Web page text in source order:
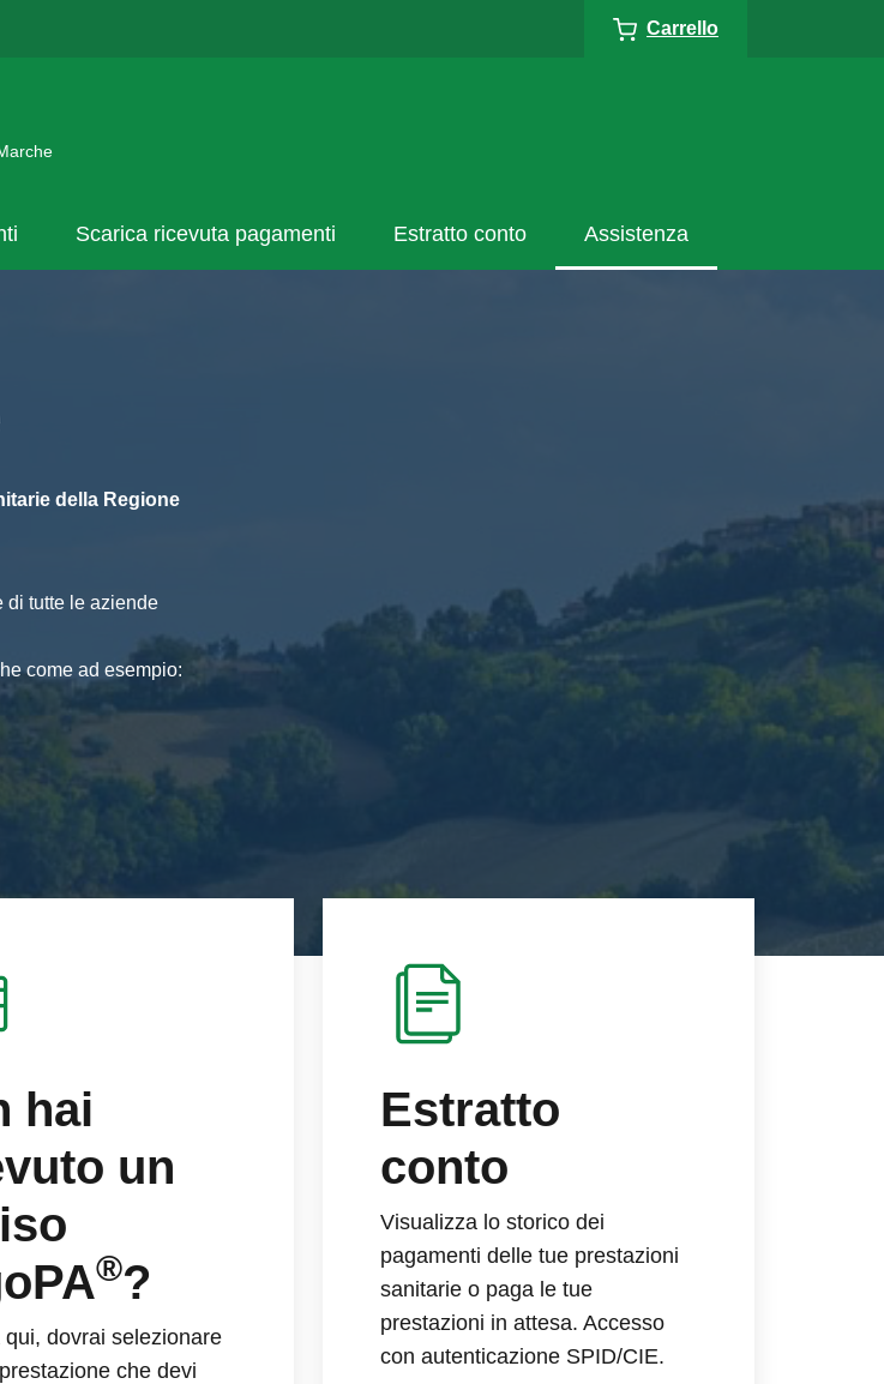
Carrello
Scarica ricevuta pagamenti Estratto conto Assistenza
della Regione
di tutte le aziende
come ad esempio:
hai
un
®?
qui, dovrai selezionare
che devi
Estratto
conto
Visualizza lo storico dei
pagamenti delle tue prestazioni
sanitarie o paga le tue
prestazioni in attesa. Accesso
con autenticazione SPID/CIE.